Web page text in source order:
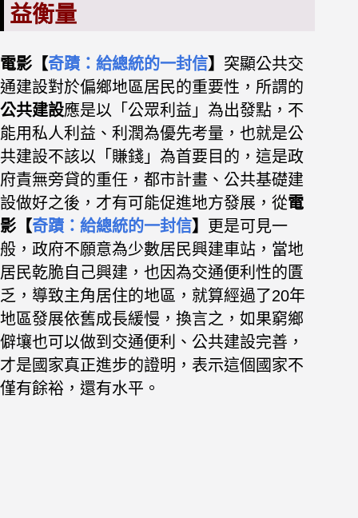
益衡量
電影【奇蹟：給總統的一封信】 突顯公共交
通建設對於偏鄉地區居民的重要性，所謂的
公共建設應是以「公眾利益」為出發點，不
能用私人利益、利潤為優先考量，也就是公
共建設不該以「賺錢」為首要目的，這是政
府責無旁貸的重任，都市計畫、公共基礎建
設做好之後，才有可能促進地方發展，從電
影【奇蹟：給總統的一封信】 更是可見一
般，政府不願意為少數居民興建車站，當地
居民乾脆自己興建，也因為交通便利性的匱
乏，導致主角居住的地區，就算經過了20年
地區發展依舊成長緩慢，換言之，如果窮鄉
僻壤也可以做到交通便利、公共建設完善，
才是國家真正進步的證明，表示這個國家不
僅有餘裕，還有水平。